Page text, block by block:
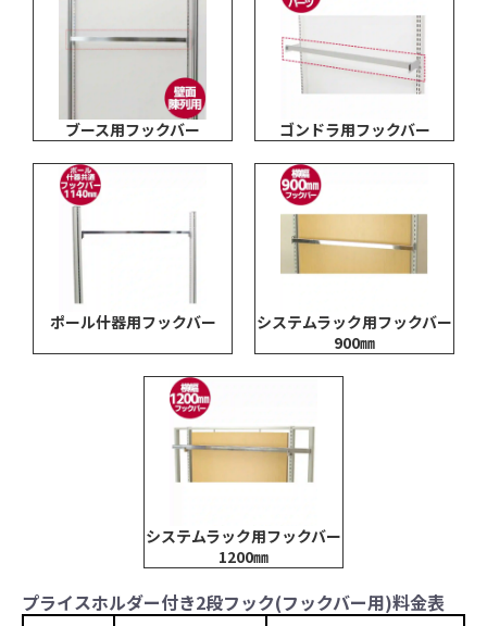
引続き他の商品も選ぶ
カートへ進む
ブース用フックバー ゴンドラ用フックバー
ポール什器用フックバー
システムラック用フックバー
900㎜
システムラック用フックバー
1200㎜
プライスホルダー付き2段フック(フックバー用)料金表